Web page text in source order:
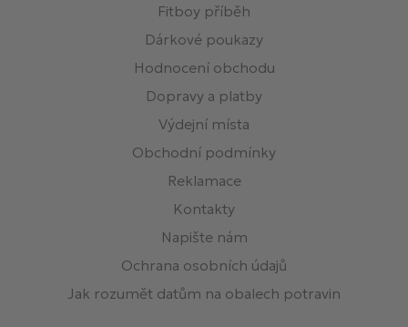
Fitboy příběh
Dárkové poukazy
Hodnocení obchodu
Dopravy a platby
Výdejní místa
Obchodní podmínky
Reklamace
Kontakty
Napište nám
Ochrana osobních údajů
Jak rozumět datům na obalech potravin